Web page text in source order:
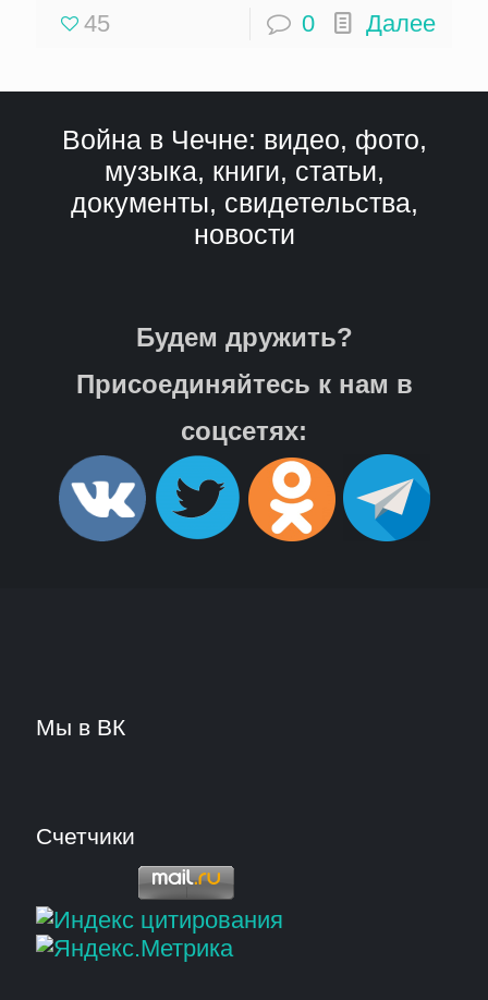
45 0 Далее
Война в Чечне: видео, фото,
музыка, книги, статьи,
документы, свидетельства,
новости
Будем дружить?
Присоединяйтесь к нам в
соцсетях:
Мы в ВК
Счетчики